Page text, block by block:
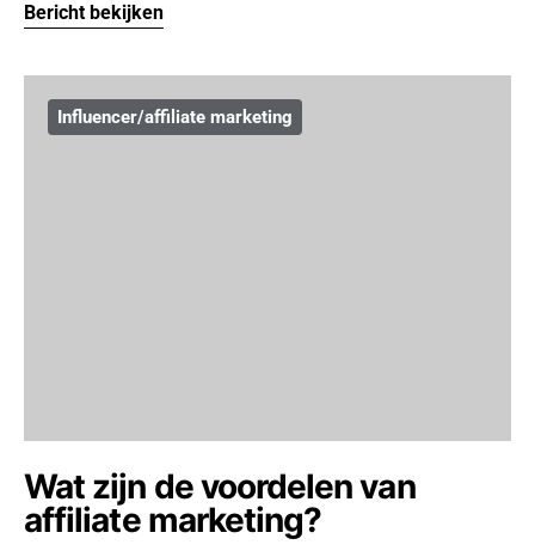
Bericht bekijken
Influencer/affiliate marketing
Wat zijn de voordelen van
affiliate marketing?